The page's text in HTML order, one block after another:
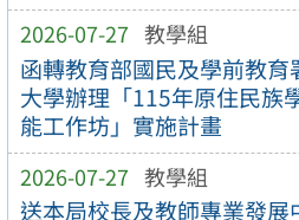
2026-07-27 教學組
函轉教育部國民及學前教
大學辦理「115年原住民族
能工作坊」實施計畫
2026-07-27 教學組
送本局校長及教師專業發